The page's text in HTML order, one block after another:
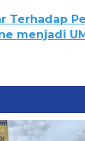
Terhadap
menjadi